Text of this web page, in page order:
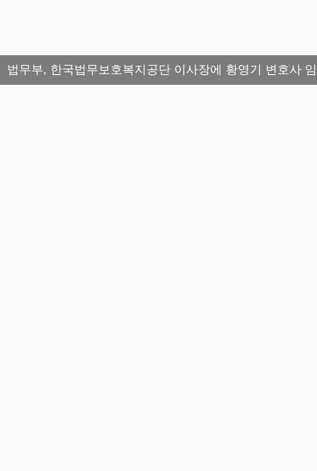
법무부, 한국법무보호복지공단 이사장에 황영기 변호사